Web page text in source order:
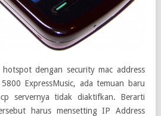
hotspot dengan security mac address
ExpressMusic, ada temuan baru
servernya tidak diaktifkan. Berarti
harus mensetting IP Address